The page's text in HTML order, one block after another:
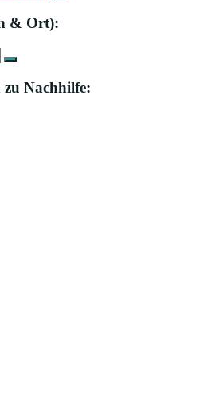
& Ort):
Suchen
Nachhilfe: